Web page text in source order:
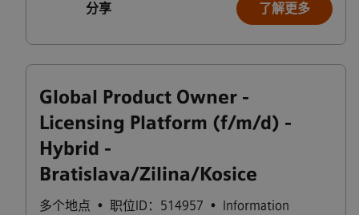
分享 了解更多
Global Product Owner -
Licensing Platform (f/m/d) -
Hybrid -
Bratislava/Zilina/Kosice
多个地点 • 职位ID：514957 • Information